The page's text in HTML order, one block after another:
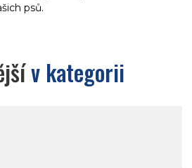
psů.
v kategorii